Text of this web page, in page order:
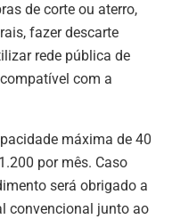
de corte ou aterro,
fazer descarte
rede pública de
com a
máxima de 40
por mês. Caso
será obrigado a
convencional junto ao